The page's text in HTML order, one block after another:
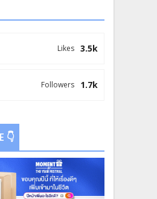
3.5k
Likes
1.7k
Followers
👇